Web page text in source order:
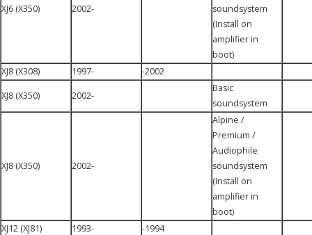
XJ6 (X350) 2002-
soundsystem
(Install on
amplifier in
boot)
XJ8 (X308)
1997- -2002
XJ8 (X350) 2002-
Basic
soundsystem
XJ8 (X350) 2002-
Alpine /
Premium /
Audiophile
soundsystem
(Install on
amplifier in
boot)
XJ12 (XJ81)
1993-
-1994